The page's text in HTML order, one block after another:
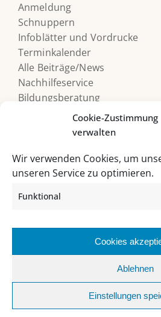
Cookie-Zustimmung
verwalten
Wir verwenden Cookies, um
unseren Service zu optimieren.
Funktional
Cookies
Ablehnen
Einstellungen
Anmeldung
Schnuppern
Infoblätter und Vordrucke
Terminkalender
Alle Beiträge/News
Nachhilfeservice
Bildungsberatung
Druckerguthaben
HAK/HAS Bad Ischl, Grazer
06132 235 62 |
Facebook
Instagram